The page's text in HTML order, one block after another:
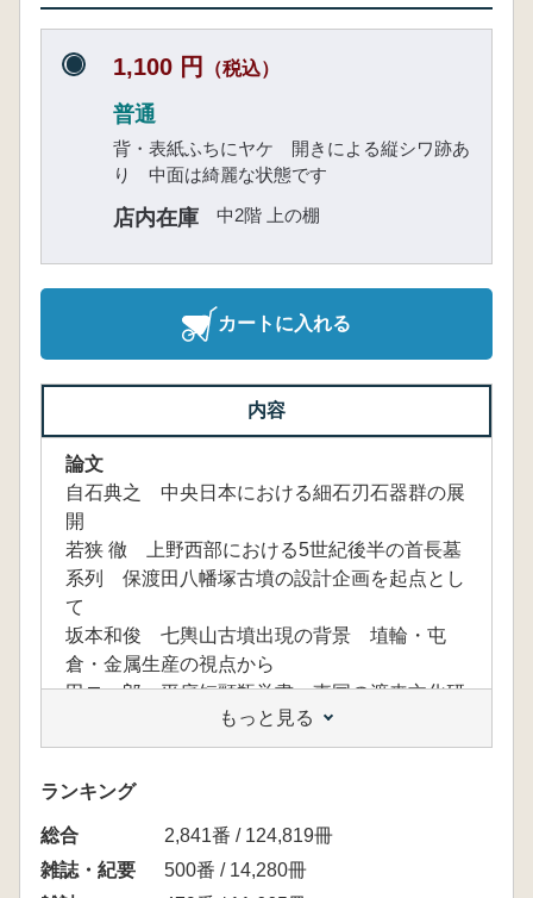
1,100 円 （税込）
普通
背・表紙ふちにヤケ 開きによる縦シワ跡あ
り 中面は綺麗な状態です
店内在庫 中2階 上の棚
カートに入れる
内容
論文
自石典之 中央日本における細石刃石器群の展
開
若狭 徹 上野西部における5世紀後半の首長墓
系列 保渡田八幡塚古墳の設計企画を起点とし
て
坂本和俊 七輿山古墳出現の背景 埴輪・屯
倉・金属生産の視点から
田ロー郎 平底短頸瓶覚書 東国の渡来文化研
研究ノート
山口逸弘 波状口縁「新巻類型」の文様構成に
ついて 増殿遺跡31号住居跡出土深鉢の紹介
鈴木徳雄 称名寺式における充填列点紋の成
立 文様統合方式の複合と変容過程
資料紹介
もっと見る
ランキング
総合
2,841番 / 124,819冊
雑誌・紀要
500番 / 14,280冊